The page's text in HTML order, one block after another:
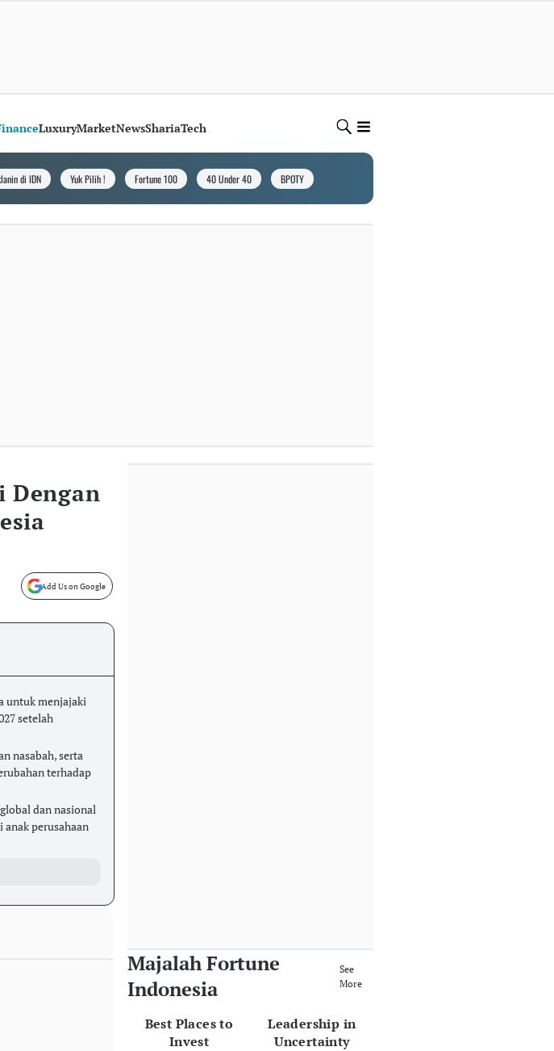
LuxuryMarketNewsShariaTech
di IDN Yuk Pilih ! Fortune 100 40 Under 40 BPOTY
Dengan
Add Us on Google
untuk menjajaki
setelah
nasabah, serta
terhadap
dan nasional
perusahaan
Majalah Fortune
Indonesia
See
More
Best Places to
Invest
Leadership in
Uncertainty